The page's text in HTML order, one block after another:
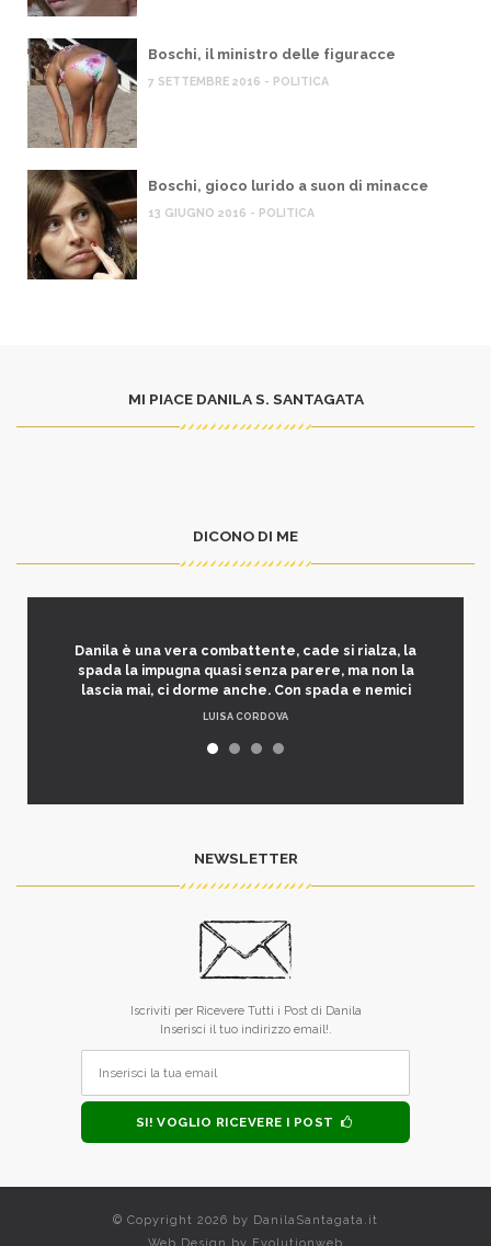
Boschi, il ministro delle figuracce
7 SETTEMBRE 2016 - POLITICA
Boschi, gioco lurido a suon di minacce
13 GIUGNO 2016 - POLITICA
MI PIACE DANILA S. SANTAGATA
DICONO DI ME
Danila è una vera combattente, cade si rialza, la
spada la impugna quasi senza parere, ma non la
lascia mai, ci dorme anche. Con spada e nemici
LUISA CORDOVA
NEWSLETTER
Iscriviti per Ricevere Tutti i Post di Danila
Inserisci il tuo indirizzo email!.
SI! VOGLIO RICEVERE I POST
© Copyright 2026 by DanilaSantagata.it